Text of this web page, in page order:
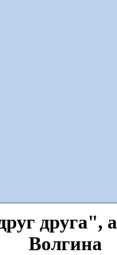
друга",
Волгина